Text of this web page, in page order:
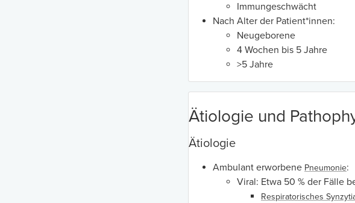
Immungeschwächt
Nach Alter der Patient*innen:
Neugeborene
4 Wochen bis 5 Jahre
>5 Jahre
Ätiologie und
Ätiologie
Ambulant erworbene Pneumonie:
Viral: Etwa 50 % der Fälle
Respiratorisches